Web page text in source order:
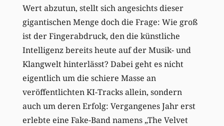
Wert abzutun, stellt sich angesichts dieser
gigantischen Menge doch die Frage: Wie groß
ist der Fingerabdruck, den die künstliche
Intelligenz bereits heute auf der Musik- und
Klangwelt hinterlässt? Dabei geht es nicht
eigentlich um die schiere Masse an
veröffentlichten KI-Tracks allein, sondern
auch um deren Erfolg: Vergangenes Jahr erst
erlebte eine Fake-Band namens „The Velvet